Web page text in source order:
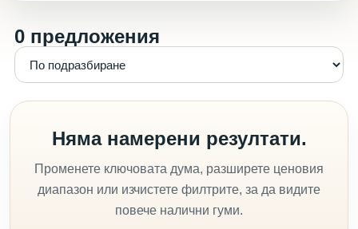
0 предложения
Няма намерени резултати.
Променете ключовата дума, разширете ценовия
диапазон или изчистете филтрите, за да видите
повече налични гуми.